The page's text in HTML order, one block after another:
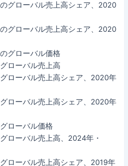
グローバル売上高シェア、2020
グローバル売上高シェア、2020
グローバル価格
ローバル売上高
ローバル売上高シェア、2020年
ローバル売上高シェア、2020年
ローバル価格
ローバル売上高、2024年・
ローバル売上高シェア、2019年